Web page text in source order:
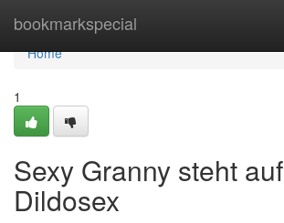
bookmarkspecial
Home
Home
1
Sexy Granny steht auf
Dildosex